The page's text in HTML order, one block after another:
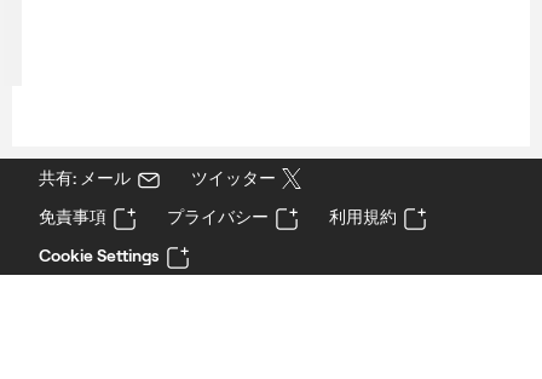
共有: メール
ツイッター
免責事項
プライバシー
利用規約
Cookie Settings